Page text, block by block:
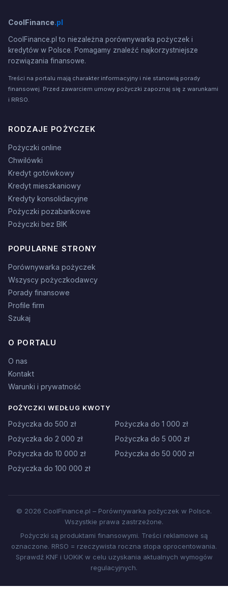
CoolFinance.pl
CoolFinance.pl to niezależna porównywarka pożyczek i
kredytów w Polsce. Pomagamy znaleźć najkorzystniejsze
rozwiązania finansowe.
Treści na portalu mają charakter informacyjny i nie stanowią porady
finansowej. Przed zawarciem umowy pożyczki zapoznaj się z warunkami
i RRSO.
RODZAJE POŻYCZEK
Pożyczki online
Chwilówki
Kredyt gotówkowy
Kredyt mieszkaniowy
Kredyty konsolidacyjne
Pożyczki pozabankowe
Pożyczki bez BIK
POPULARNE STRONY
Porównywarka pożyczek
Wszyscy pożyczkodawcy
Porady finansowe
Profile firm
Szukaj
O PORTALU
O nas
Kontakt
Warunki i prywatność
POŻYCZKI WEDŁUG KWOTY
Pożyczka do 500 zł
Pożyczka do 1 000 zł
Pożyczka do 2 000 zł
Pożyczka do 5 000 zł
Pożyczka do 10 000 zł
Pożyczka do 50 000 zł
Pożyczka do 100 000 zł
© 2026 CoolFinance.pl – Porównywarka pożyczek w Polsce.
Wszystkie prawa zastrzeżone.
Pożyczki są produktami finansowymi. Treści reklamowe są
oznaczone. RRSO = rzeczywista roczna stopa oprocentowania.
Sprawdź KNF i UOKiK w celu uzyskania aktualnych wymogów
regulacyjnych.